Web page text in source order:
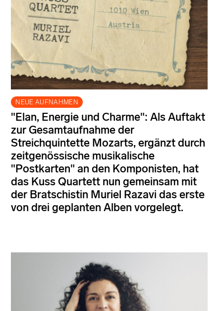
NEUE AUFNAHMEN
"Elan, Energie und Charme": Als Auftakt
zur Gesamtaufnahme der
Streichquintette Mozarts, ergänzt durch
zeitgenössische musikalische
"Postkarten" an den Komponisten, hat
das Kuss Quartett nun gemeinsam mit
der Bratschistin Muriel Razavi das erste
von drei geplanten Alben vorgelegt.